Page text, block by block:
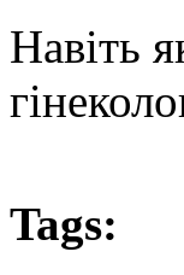
Навіть
Tags: